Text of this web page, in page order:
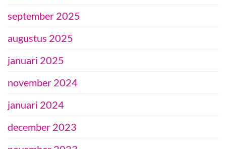
september 2025
augustus 2025
januari 2025
november 2024
januari 2024
december 2023